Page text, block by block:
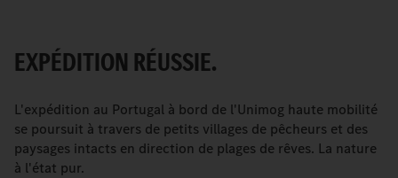
EXPÉDITION RÉUSSIE.
L'expédition au Portugal à bord de l'Unimog haute mobilité
se poursuit à travers de petits villages de pêcheurs et des
paysages intacts en direction de plages de rêves. La nature
à l'état pur.